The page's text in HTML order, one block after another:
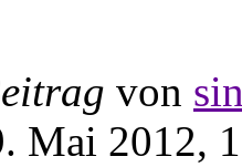
von
Mai 2012,